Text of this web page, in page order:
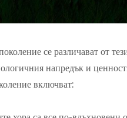
се различават от
напредък и
включват: